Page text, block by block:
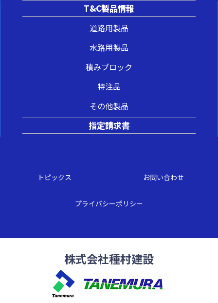
T&C製品情報
道路用製品
水路用製品
積みブロック
特注品
その他製品
指定請求書
トピックス お問い合わせ
プライバシーポリシー
株式会社種村建設